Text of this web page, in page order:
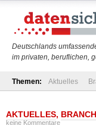
Deutschlands
im privaten, beruflichen,
Themen: Aktuelles
AKTUELLES,
keine Kommentare